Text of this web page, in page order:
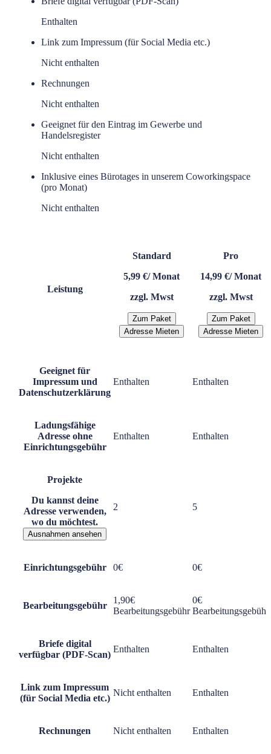
Enthalten
Link zum Impressum (für Social Media etc.)
Nicht enthalten
Rechnungen
Nicht enthalten
Geeignet für den Eintrag im Gewerbe und
Handelsregister
Nicht enthalten
Inklusive eines Bürotages in unserem Coworkingspace
(pro Monat)
Nicht enthalten
Leistung
Standard
5,99 €/ Monat
zzgl. Mwst
Zum Paket
Adresse Mieten
Pro
14,99 €/ Monat
zzgl. Mwst
Zum Paket
Adresse Mieten
Geeignet für
Impressum und
Datenschutzerklärung
Enthalten Enthalten
Ladungsfähige
Adresse ohne
Einrichtungsgebühr
Enthalten Enthalten
Projekte
Du kannst deine
Adresse verwenden,
wo du möchtest.
Ausnahmen ansehen
2 5
Einrichtungsgebühr 0€ 0€
Bearbeitungsgebühr
1,90€
Bearbeitungsgebühr
0€
Bearbeitungsgebühr
Briefe digital
verfügbar (PDF-Scan)
Enthalten Enthalten
Link zum Impressum
(für Social Media etc.)
Nicht enthalten Enthalten
Rechnungen Nicht enthalten Enthalten